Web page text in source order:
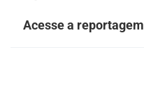
Acesse a reportagem